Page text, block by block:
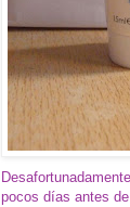
pocos días antes